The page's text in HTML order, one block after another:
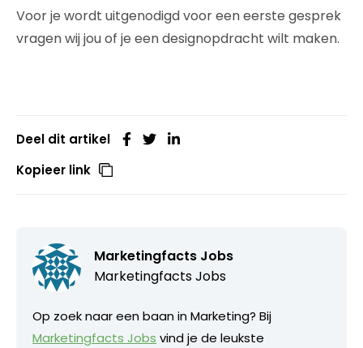
Voor je wordt uitgenodigd voor een eerste gesprek
vragen wij jou of je een designopdracht wilt maken.
Deel dit artikel
Kopieer link
Marketingfacts Jobs
Marketingfacts Jobs
Op zoek naar een baan in Marketing? Bij
Marketingfacts Jobs vind je de leukste